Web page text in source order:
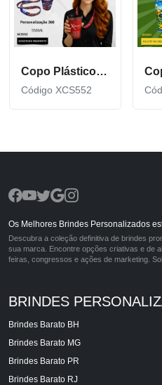
Copo Plástico de 550 ML com Tirante Personalizado XCS552
Código XCS552
Os Melhores Brindes Personalizados
Descubra a coleção definitiva de brindes
sua marca. Encontre opções criativas e de
feiras, congressos e ações de marketing.
BRINDES
Brindes Barato BH
Brindes Barato MG
Brindes Barato PR
Brindes Barato RJ